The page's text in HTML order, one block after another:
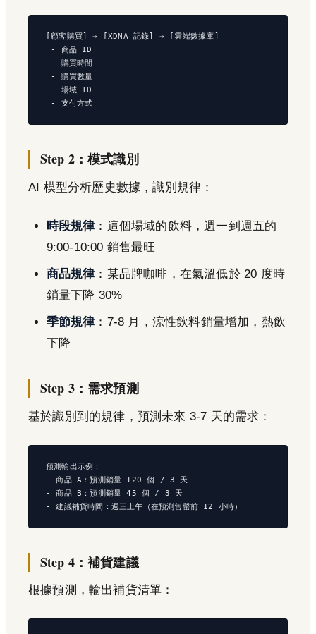
[顧客購買] → [XDNA 記錄] → [雲端數據庫]
- 商品 ID
- 購買時間
- 購買數量
- 場域 ID
Step 2：模式識別
AI 模型分析歷史數據，識別規律：
時段規律：這個場域的飲料，週一到週五的
9:00-10:00 銷售最旺
商品規律：某品牌咖啡，在氣溫低於 20 度時
銷量下降 30%
季節規律：7-8 月，涼性飲料銷量增加，熱飲
下降
Step 3：需求預測
基於識別到的規律，預測未來 3-7 天的需求：
預測輸出示例：
- 商品 A：預測銷量 120 個 / 3 天
- 商品 B：預測銷量 45 個 / 3 天
Step 4：補貨建議
根據預測，輸出補貨清單：